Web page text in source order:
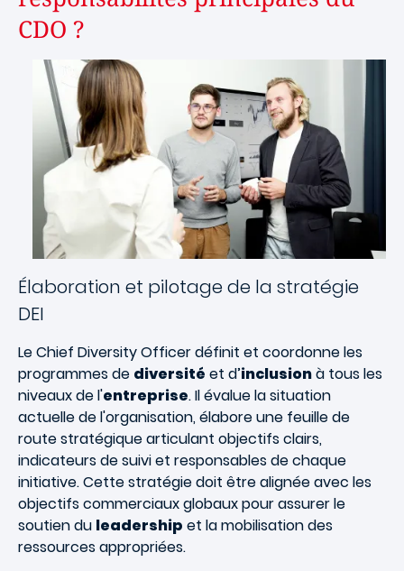
CDO ?
Image
Élaboration et pilotage de la stratégie
DEI
Le Chief Diversity Officer définit et coordonne les
programmes de diversité et d’inclusionà tous les
niveaux de l'entreprise. Il évalue la situation
actuelle de l'organisation, élabore une feuille de
route stratégique articulant objectifs clairs,
indicateurs de suivi et responsables de chaque
initiative. Cette stratégie doit être alignée avec les
objectifs commerciaux globaux pour assurer le
soutien du leadership et la mobilisation des
ressources appropriées.